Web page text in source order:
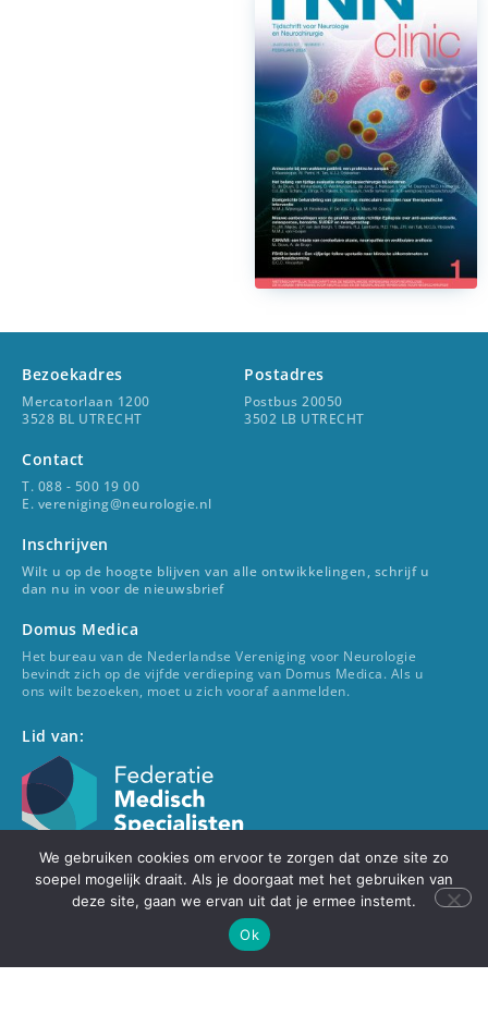
Bezoekadres
Mercatorlaan 1200
3528 BL UTRECHT
Postadres
Postbus 20050
3502 LB UTRECHT
Contact
T. 088 - 500 19 00
E. vereniging@neurologie.nl
Inschrijven
Wilt u op de hoogte blijven van alle ontwikkelingen, schrijf u
dan nu in voor de nieuwsbrief
Domus Medica
Het bureau van de Nederlandse Vereniging voor Neurologie
bevindt zich op de vijfde verdieping van Domus Medica. Als u
ons wilt bezoeken, moet u zich vooraf aanmelden.
Lid van:
Voor beoordeling van (neurologische) klachten kunt u terecht
bij uw (huis)arts. Uw (huis)arts verwijst u zo nodig door naar
een neuroloog. De NVN speelt hierin geen rol.
© 2022 Nederlandse Vereniging voor Neurologie
We gebruiken cookies om ervoor te zorgen dat onze site zo
soepel mogelijk draait. Als je doorgaat met het gebruiken van
deze site, gaan we ervan uit dat je ermee instemt.
Ok